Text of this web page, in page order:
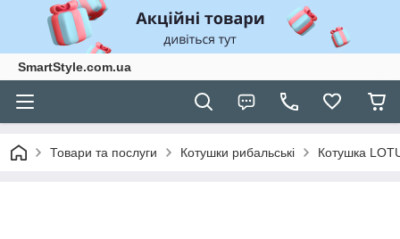
SmartStyle.com.ua
Товари та послуги Котушки рибальські Котушка